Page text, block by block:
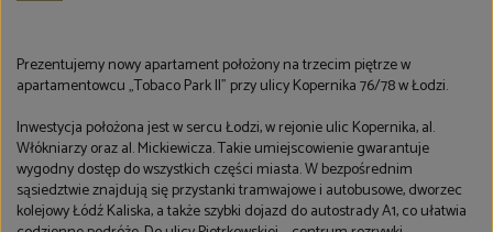
Prezentujemy nowy apartament położony na trzecim piętrze w
apartamentowcu „Tobaco Park II” przy ulicy Kopernika 76/78 w Łodzi.
Inwestycja położona jest w sercu Łodzi, w rejonie ulic Kopernika, al.
Włókniarzy oraz al. Mickiewicza. Takie umiejscowienie gwarantuje
wygodny dostęp do wszystkich części miasta. W bezpośrednim
sąsiedztwie znajdują się przystanki tramwajowe i autobusowe, dworzec
kolejowy Łódź Kaliska, a także szybki dojazd do autostrady A1, co ułatwia